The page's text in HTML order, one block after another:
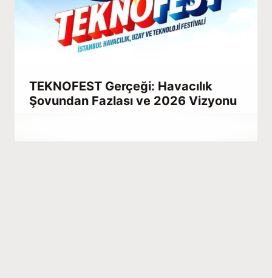
TEKNOFEST Gerçeği: Havacılık
Şovundan Fazlası ve 2026 Vizyonu